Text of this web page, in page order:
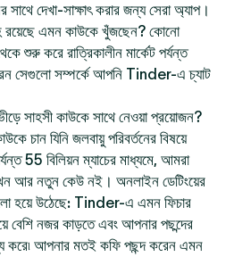
দেখা-সাক্ষাৎ করার জন্য সেরা অ্যাপ।
এমন কাউকে খুঁজছেন? কোনো
শুরু করে রাত্রিকালীন মার্কেট পর্যন্ত
সেগুলো সম্পর্কে আপনি Tinder-এ চ্যাট
সাহসী কাউকে সাথে নেওয়া প্রয়োজন?
চান যিনি জলবায়ু পরিবর্তনের বিষয়ে
55 বিলিয়ন ম্যাচের মাধ্যমে, আমরা
আর নতুন কেউ নই। অনলাইন ডেটিংয়ের
হয়ে উঠেছে: Tinder-এ এমন ফিচার
বেশি নজর কাড়তে এবং আপনার পছন্দের
করে৷ আপনার মতই কফি পছন্দ করেন এমন